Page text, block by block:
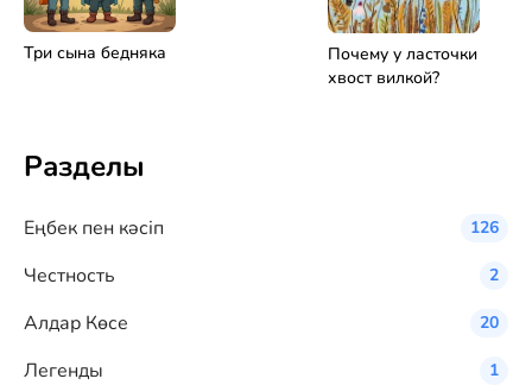
Три сына бедняка
Почему у ласточки
хвост вилкой?
Разделы
Eңбек пен кәсіп 126
Честность 2
Алдар Көсе 20
Легенды 1